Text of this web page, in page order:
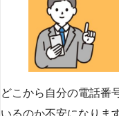
どこから自分の電話番
いるのか不安になりま